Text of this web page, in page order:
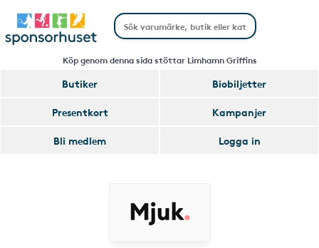
Köp genom denna sida stöttar Limhamn Griffins
Butiker
Biobiljetter
Presentkort
Kampanjer
Bli medlem
Logga in